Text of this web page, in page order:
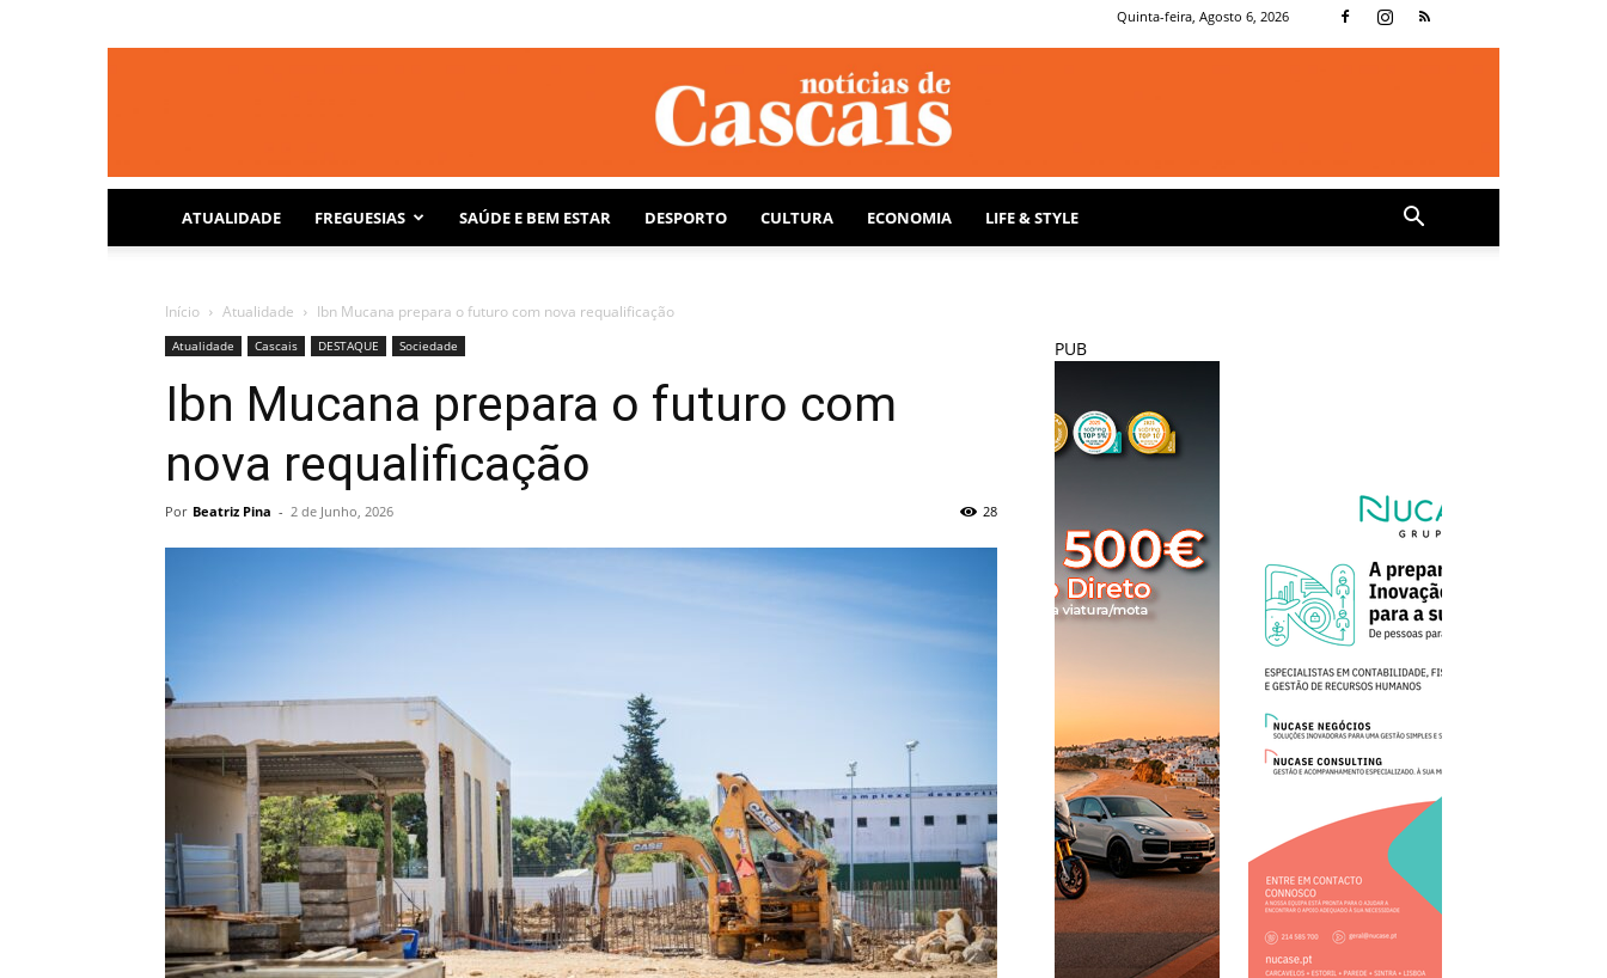
Quinta-feira, Agosto 6, 2026
Notícias
de
Cascais
ATUALIDADE FREGUESIAS SAÚDE E BEM ESTAR DESPORTO CULTURA ECONOMIA LIFE & STYLE
Início Atualidade Ibn Mucana prepara o futuro com nova requalificação
Atualidade Cascais DESTAQUE Sociedade
Ibn Mucana prepara o futuro com
nova requalificação
Por Beatriz Pina - 2 de Junho, 2026 28
PUB